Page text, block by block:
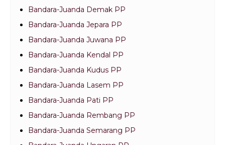
Bandara-Juanda Demak PP
Bandara-Juanda Jepara PP
Bandara-Juanda Juwana PP
Bandara-Juanda Kendal PP
Bandara-Juanda Kudus PP
Bandara-Juanda Lasem PP
Bandara-Juanda Pati PP
Bandara-Juanda Rembang PP
Bandara-Juanda Semarang PP